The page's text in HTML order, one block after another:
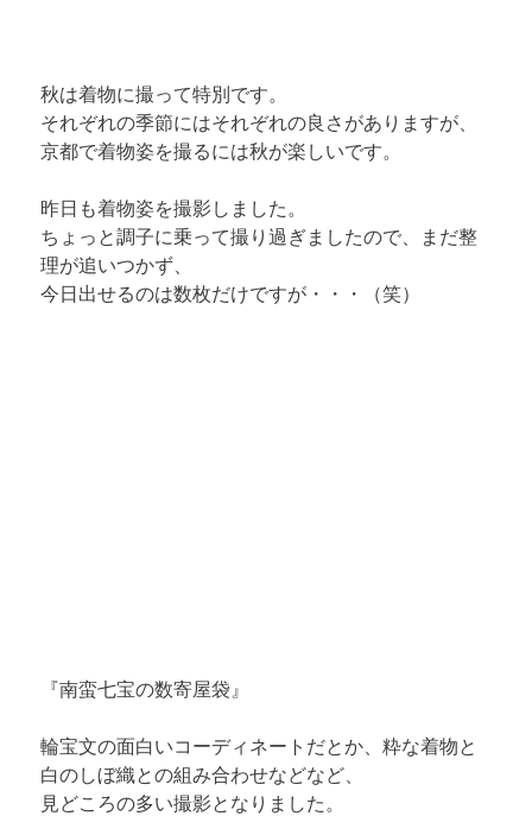
秋は着物に撮って特別です。
それぞれの季節にはそれぞれの良さがありますが、
京都で着物姿を撮るには秋が楽しいです。
昨日も着物姿を撮影しました。
ちょっと調子に乗って撮り過ぎましたので、まだ整
理が追いつかず、
今日出せるのは数枚だけですが・・・（笑）
『南蛮七宝の数寄屋袋』
輪宝文の面白いコーディネートだとか、粋な着物と
白のしぼ織との組み合わせなどなど、
見どころの多い撮影となりました。